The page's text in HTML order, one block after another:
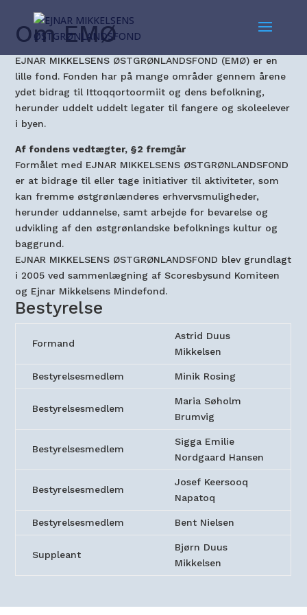
Om EMØ
EJNAR MIKKELSENS ØSTGRØNLANDSFOND (EMØ) er en
lille fond. Fonden har på mange områder gennem årene
ydet bidrag til Ittoqqortoormiit og dens befolkning,
herunder uddelt uddelt legater til fangere og skoleelever
i byen.
Af fondens vedtægter, §2 fremgår
Formålet med EJNAR MIKKELSENS ØSTGRØNLANDSFOND
er at bidrage til eller tage initiativer til aktiviteter, som
kan fremme østgrønlænderes erhvervsmuligheder,
herunder uddannelse, samt arbejde for bevarelse og
udvikling af den østgrønlandske befolknings kultur og
baggrund.
EJNAR MIKKELSENS ØSTGRØNLANDSFOND blev grundlagt
i 2005 ved sammenlægning af Scoresbysund Komiteen
og Ejnar Mikkelsens Mindefond.
Bestyrelse
Formand
Astrid Duus
Mikkelsen
Bestyrelsesmedlem Minik Rosing
Bestyrelsesmedlem
Maria Søholm
Brumvig
Bestyrelsesmedlem
Sigga Emilie
Nordgaard Hansen
Bestyrelsesmedlem
Josef Keersooq
Napatoq
Bestyrelsesmedlem Bent Nielsen
Suppleant
Bjørn Duus
Mikkelsen